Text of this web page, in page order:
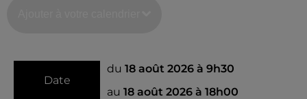
Date
du 18 août 2026 à 9h30
au 18 août 2026 à 18h00